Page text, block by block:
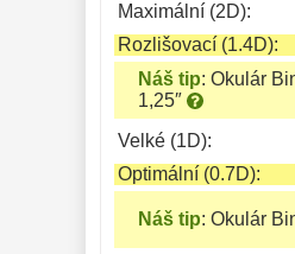
Maximální (2D):
Rozlišovací (1.4D):
Náš tip: Okulár
1,25″
Velké (1D):
Optimální (0.7D):
Náš tip: Okulár